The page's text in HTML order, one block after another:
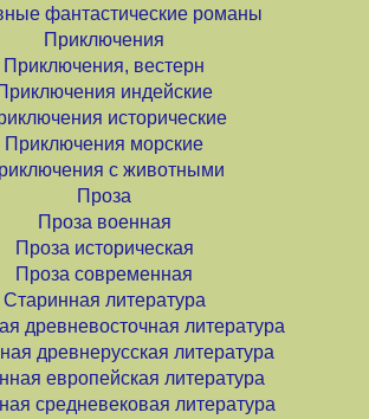
фантастические романы
Приключения
Приключения, вестерн
индейские
исторические
Приключения морские
с животными
Проза
Проза военная
Проза историческая
Проза современная
Старинная литература
древневосточная литература
древнерусская литература
европейская литература
средневековая литература